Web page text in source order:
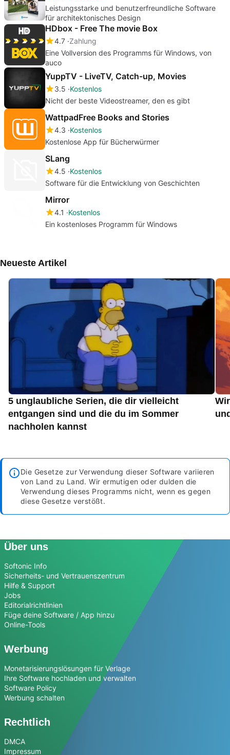
Leistungsstarke und benutzerfreundliche Software
für architektonisches Design
HDbox - Free The movie Box
4.7 Zahlung
Eine Vollversion des Programms für Windows, von
auco
YuppTV - LiveTV, Catch-up, Movies
3.5 Kostenlos
Nicht der beste Videostreamer, den es gibt
WattpadFree Books and Stories
4.3 Kostenlos
Kostenlose App für Bücherwürmer
SLang
4.5 Kostenlos
Software für die Entwicklung von Geschichten
Mirror
4.1
Kostenlos
Ein kostenloses Programm für Windows
Neueste Artikel
5 unglaubliche Serien, die dir vielleicht
entgangen sind und die du im Sommer
nachholen kannst
Die Gesetze zur Verwendung dieser Software variieren
von Land zu Land. Wir ermutigen oder dulden die
Verwendung dieses Programms nicht, wenn es gegen
diese Gesetze verstößt.
Über uns
Softonic Info
Sicherheits- und Vertrauenszentrum
Hilfe & Support
Jobs
Editorialrichtlinien
Füge deine Software / App hinzu
Online-Tools
Werbung
Monetarisierungslösungen für Verlage
Ihre Software hochladen und verwalten
Software Policy
Werbung schalten
Rechtlich
DMCA
Impressum